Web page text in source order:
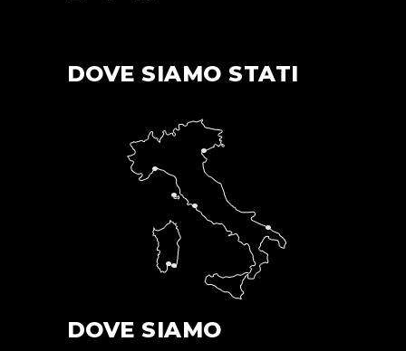
DOVE SIAMO STATI
DOVE SIAMO